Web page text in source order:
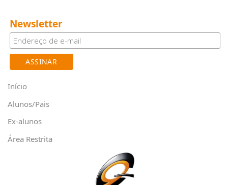
Newsletter
Início
Alunos/Pais
Ex-alunos
Área Restrita